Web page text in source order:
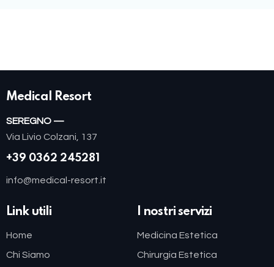
Medical Resort
SEREGNO —
Via Livio Colzani, 137
+39 0362 245281
info@medical-resort.it
Link utili
Home
Chi Siamo
I nostri servizi
Medicina Estetica
Chirurgia Estetica